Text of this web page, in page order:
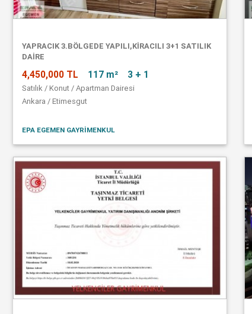
YAPRACIK 3.BÖLGEDE YAPILI,KİRACILI 3+1 SATILIK
DAİRE
4,450,000 TL 117 m² 3 + 1
Satılık / Konut / Apartman Dairesi
Ankara / Etimesgut
EPA EGEMEN GAYRİMENKUL